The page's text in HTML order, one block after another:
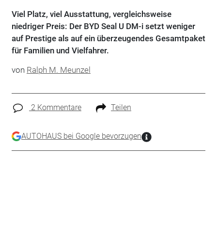
Viel Platz, viel Ausstattung, vergleichsweise
niedriger Preis: Der BYD Seal U DM-i setzt weniger
auf Prestige als auf ein überzeugendes Gesamtpaket
für Familien und Vielfahrer.
von Ralph M. Meunzel
2 Kommentare Teilen
AUTOHAUS bei Google bevorzugen